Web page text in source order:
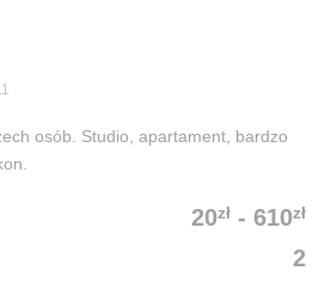
osób. Studio, apartament, bardzo
20zł - 610zł
2